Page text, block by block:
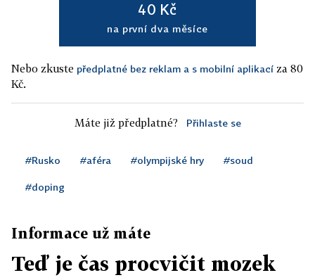
40 Kč
na první dva měsíce
Nebo zkuste předplatné bez reklam a s mobilní aplikací za 80
Kč.
Máte již předplatné? Přihlaste se
#Rusko #aféra #olympijské hry #soud
#doping
Informace už máte
Teď je čas procvičit mozek